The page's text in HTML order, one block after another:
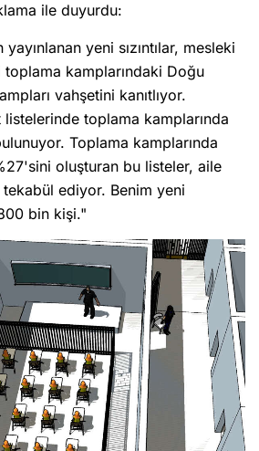
ile duyurdu:
yeni sızıntılar, mesleki
toplama kamplarındaki Doğu
vahşetini kanıtlıyor.
listelerinde toplama kamplarında
Toplama kamplarında
oluşturan bu listeler, aile
ediyor. Benim yeni
bin kişi."